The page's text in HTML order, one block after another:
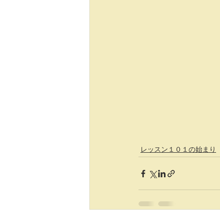
レッスン１０１の始まり